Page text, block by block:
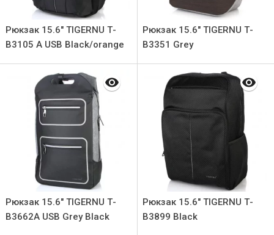
Рюкзак 15.6" TIGERNU Т-
В3105 A USB Black/orange
Рюкзак 15.6" TIGERNU Т-
В3351 Grey
Рюкзак 15.6" TIGERNU Т-
В3662A USB Grey Black
Рюкзак 15.6" TIGERNU Т-
В3899 Black